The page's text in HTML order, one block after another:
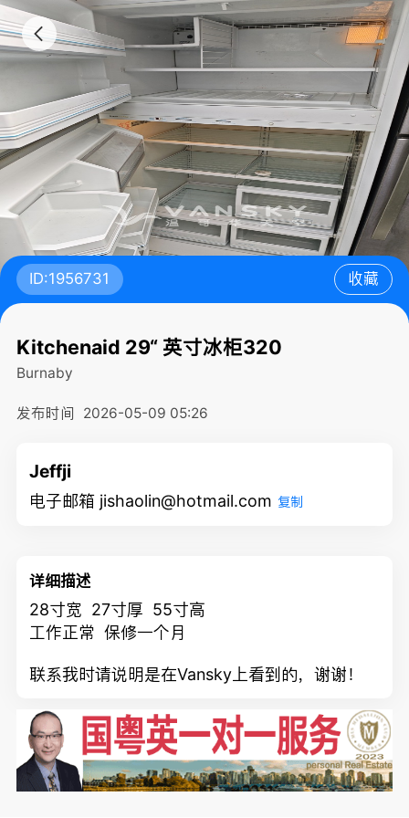
ID:1956731 收藏
Kitchenaid 29“ 英寸冰柜320
Burnaby
发布时间 2026-05-09 05:26
Jeffji
电子邮箱 jishaolin@hotmail.com 复制
详细描述
28寸宽 27寸厚 55寸高
工作正常 保修一个月
联系我时请说明是在Vansky上看到的，谢谢！